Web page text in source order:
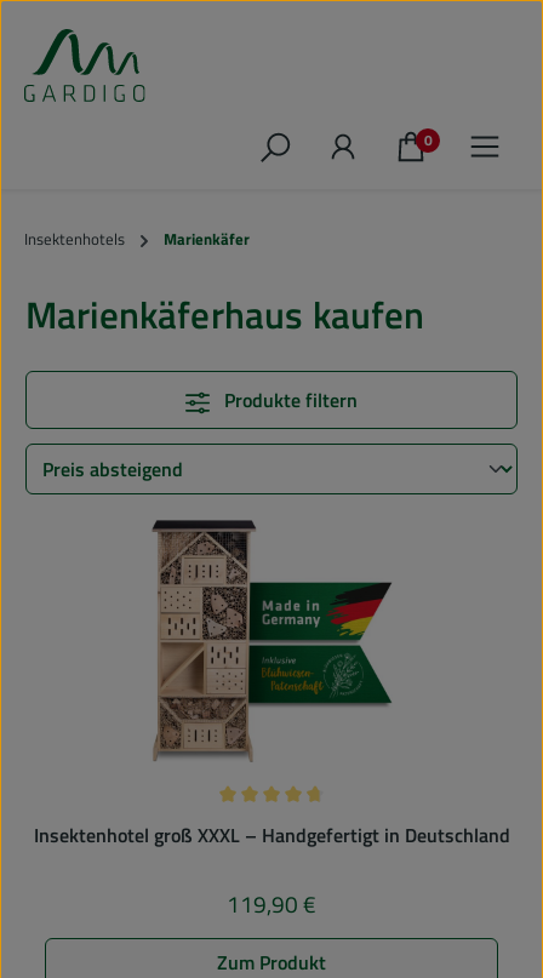
Zum Hauptinhalt springen
0
Insektenhotels Marienkäfer
Marienkäferhaus kaufen
Produkte filtern
Durchschnittliche Bewertung von
Insektenhotel groß XXXL – Handgefertigt in Deutschland
Regulärer Preis:
119,90 €
Zum Produkt